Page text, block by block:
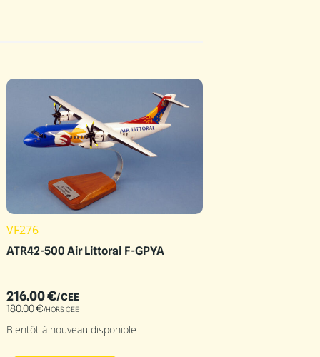
VF276
ATR42-500 Air Littoral F-GPYA
216.00€/CEE
180.00€/HORS CEE
Bientôt à nouveau disponible